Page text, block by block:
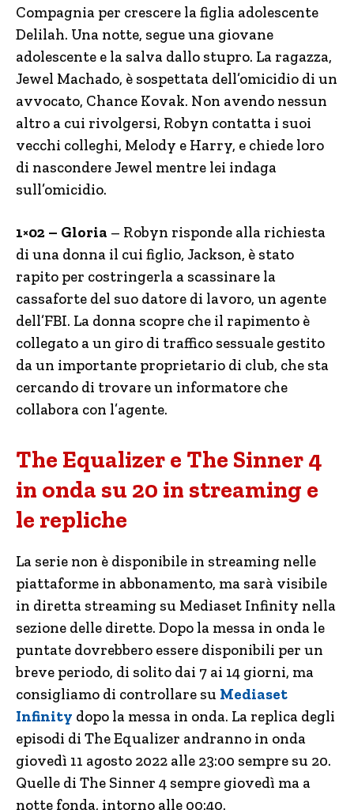
Compagnia per crescere la figlia adolescente
Delilah. Una notte, segue una giovane
adolescente e la salva dallo stupro. La ragazza,
Jewel Machado, è sospettata dell’omicidio di un
avvocato, Chance Kovak. Non avendo nessun
altro a cui rivolgersi, Robyn contatta i suoi
vecchi colleghi, Melody e Harry, e chiede loro
di nascondere Jewel mentre lei indaga
sull’omicidio.
1×02 – Gloria – Robyn risponde alla richiesta
di una donna il cui figlio, Jackson, è stato
rapito per costringerla a scassinare la
cassaforte del suo datore di lavoro, un agente
dell’FBI. La donna scopre che il rapimento è
collegato a un giro di traffico sessuale gestito
da un importante proprietario di club, che sta
cercando di trovare un informatore che
collabora con l’agente.
The Equalizer e The Sinner 4
in onda su 20 in streaming e
le repliche
La serie non è disponibile in streaming nelle
piattaforme in abbonamento, ma sarà visibile
in diretta streaming su Mediaset Infinity nella
sezione delle dirette. Dopo la messa in onda le
puntate dovrebbero essere disponibili per un
breve periodo, di solito dai 7 ai 14 giorni, ma
consigliamo di controllare su Mediaset
Infinity dopo la messa in onda. La replica degli
episodi di The Equalizer andranno in onda
giovedì 11 agosto 2022 alle 23:00 sempre su 20.
Quelle di The Sinner 4 sempre giovedì ma a
notte fonda, intorno alle 00:40.